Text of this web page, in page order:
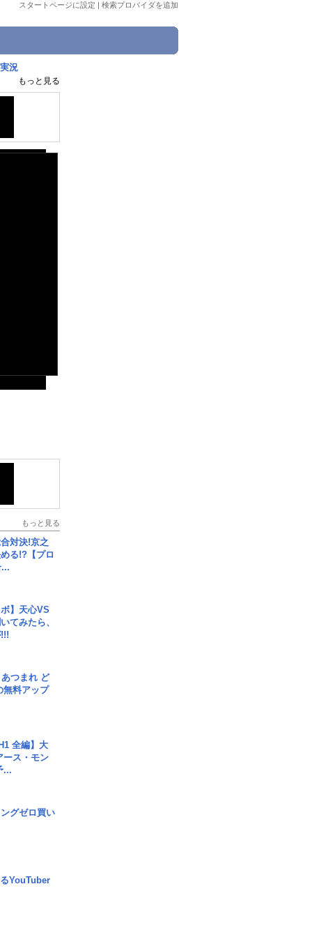
スタートページに設定 | 検索プロバイダを追加
況
もっと見る
もっと見る
対決!京之
る!?【プロ
ボ】天心VS
てみたら、
つまれ ど
無料アップ
全編】大
ース・モン
...
グゼロ買い
YouTuber